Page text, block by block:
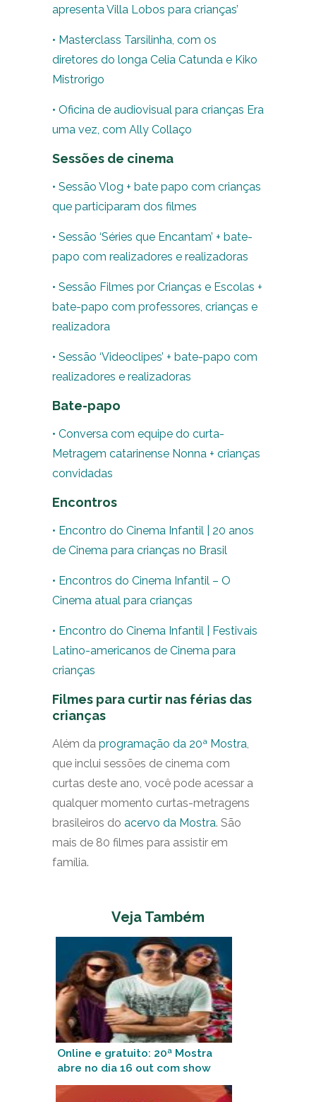
apresenta Villa Lobos para crianças’
• Masterclass Tarsilinha, com os
diretores do longa Celia Catunda e Kiko
Mistrorigo
• Oficina de audiovisual para crianças Era
uma vez, com Ally Collaço
Sessões de cinema
• Sessão Vlog + bate papo com crianças
que participaram dos filmes
• Sessão ‘Séries que Encantam’ + bate-
papo com realizadores e realizadoras
• Sessão Filmes por Crianças e Escolas +
bate-papo com professores, crianças e
realizadora
• Sessão ‘Videoclipes’ + bate-papo com
realizadores e realizadoras
Bate-papo
• Conversa com equipe do curta-
Metragem catarinense Nonna + crianças
convidadas
Encontros
• Encontro do Cinema Infantil | 20 anos
de Cinema para crianças no Brasil
• Encontros do Cinema Infantil – O
Cinema atual para crianças
• Encontro do Cinema Infantil | Festivais
Latino-americanos de Cinema para
crianças
Filmes para curtir nas férias das
crianças
Além da programação da 20ª Mostra
que inclui sessões de cinema com
curtas deste ano, você pode acessar a
qualquer momento curtas-metragens
brasileiros do acervo da Mostra. São
mais de 80 filmes para assistir em
família.
Veja Também
Online e gratuito: 20ª Mostra
abre no dia 16 out com show
de Zeca Baleiro para crianças